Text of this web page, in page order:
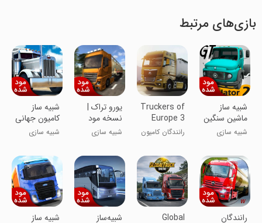
بازی‌های مرتبط
شبیه ساز
ماشین سنگین
2 | نسخه مود
شده
شبیه سازی
Truckers of
Europe 3
رانندگان کامیون
یورو تراک |
نسخه مود
شده
شبیه سازی
شبیه ساز
کامیون جهانی
| نسخه مود
شده
شبیه سازی
رانندگان
Global
شبیه‌ساز
شبیه ساز